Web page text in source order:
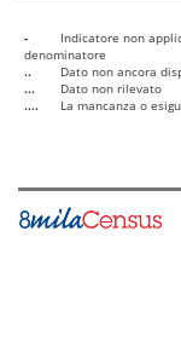
-
Indicatore non
denominatore
..
Dato non ancora
...
Dato non rilevato
....
La mancanza o